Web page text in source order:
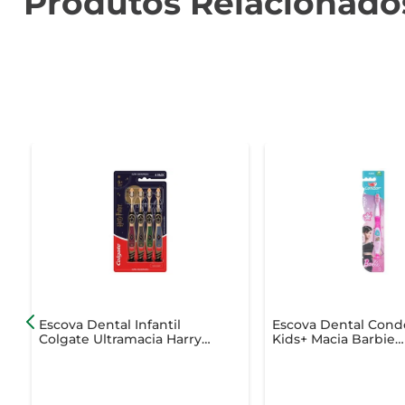
Escova Dental Infantil
Colgate Ultramacia Harry
Escova Dental
Kids+ Macia Barbie